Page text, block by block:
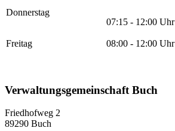
Donnerstag
07:15 - 12:00 Uhr
Freitag 08:00 - 12:00 Uhr
Verwaltungsgemeinschaft Buch
Friedhofweg 2
89290 Buch